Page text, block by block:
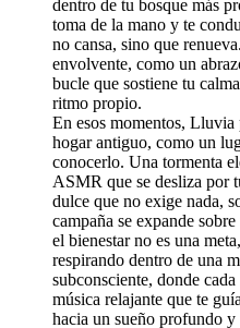
dentro de tu bosque más
toma de la mano y te
no cansa, sino que
envolvente, como un
bucle que sostiene tu
ritmo propio.
En esos momentos,
hogar antiguo, como un
conocerlo. Una tormenta
ASMR que se desliza por
dulce que no exige nada,
campaña se expande
el bienestar no es una
respirando dentro de una
subconsciente, donde
música relajante que te
hacia un sueño profundo y